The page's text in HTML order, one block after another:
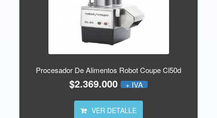
Procesador De Alimentos Robot Coupe Cl50d
$2.369.000 + IVA
VER DETALLE